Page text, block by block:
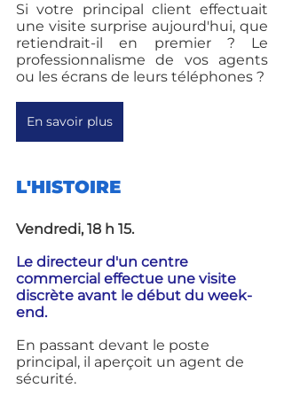
Si votre principal client effectuait
une visite surprise aujourd'hui, que
retiendrait-il en premier ? Le
professionnalisme de vos agents
ou les écrans de leurs téléphones ?
En savoir plus
L'HISTOIRE
Vendredi, 18 h 15.
Le directeur d'un centre
commercial effectue une visite
discrète avant le début du week-
end.
En passant devant le poste
principal, il aperçoit un agent de
sécurité.